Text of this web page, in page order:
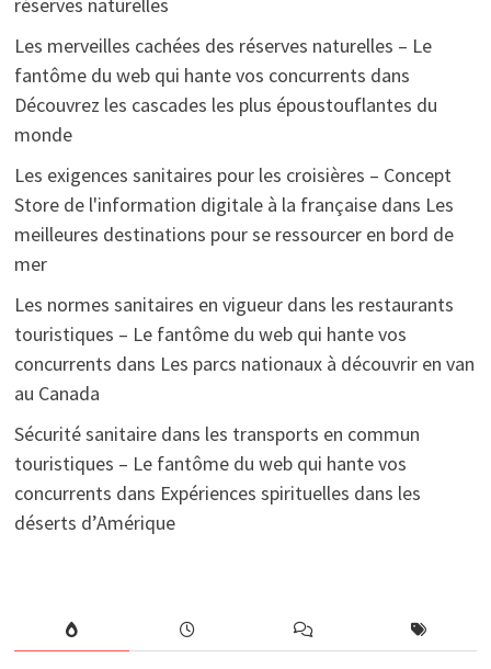
réserves naturelles
Les merveilles cachées des réserves naturelles – Le
fantôme du web qui hante vos concurrents dans
Découvrez les cascades les plus époustouflantes du
monde
Les exigences sanitaires pour les croisières – Concept
Store de l'information digitale à la françaisedans Les
meilleures destinations pour se ressourcer en bord de
mer
Les normes sanitaires en vigueur dans les restaurants
touristiques – Le fantôme du web qui hante vos
concurrents dans Les parcs nationaux à découvrir en van
au Canada
Sécurité sanitaire dans les transports en commun
touristiques – Le fantôme du web qui hante vos
concurrents dans Expériences spirituelles dans les
déserts d’Amérique